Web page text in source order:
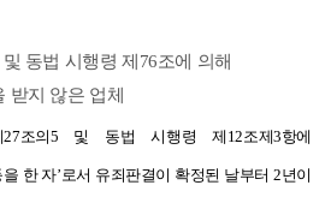
및 동법 시행령 제 76조에 의해
받지 않은 업체
27조의5 및 동법 시행령 제 12조제3항에
한 자’로서 유죄판결이 확정된 날부터2년이